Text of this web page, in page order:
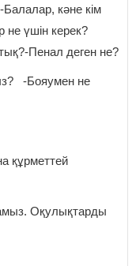
Балалар, кәне кім
не үшін керек?
Пенал деген не?
-Бояумен не
құрметтей
Оқулықтарды